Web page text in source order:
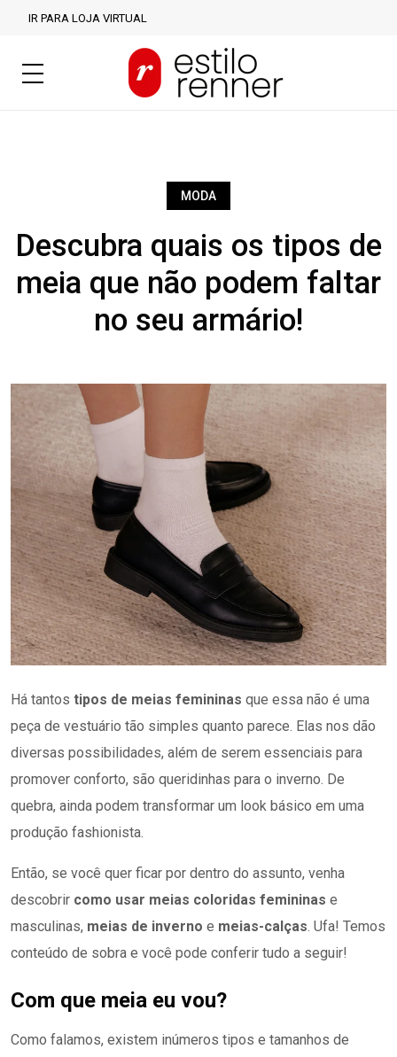
IR PARA LOJA VIRTUAL
MODA
Descubra quais os tipos de
meia que não podem faltar
no seu armário!
Há tantos tipos de meias femininas que essa não é uma
peça de vestuário tão simples quanto parece. Elas nos dão
diversas possibilidades, além de serem essenciais para
promover conforto, são queridinhas para o inverno. De
quebra, ainda podem transformar um look básico em uma
produção fashionista.
Então, se você quer ficar por dentro do assunto, venha
descobrir como usar meias coloridas femininas e
masculinas, meias de inverno e meias-calças. Ufa! Temos
conteúdo de sobra e você pode conferir tudo a seguir!
Com que meia eu vou?
Como falamos, existem inúmeros tipos e tamanhos de